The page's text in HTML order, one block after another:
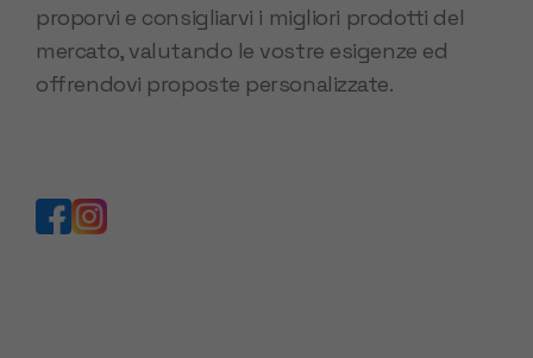
proporvi e consigliarvi i migliori prodotti del
mercato, valutando le vostre esigenze ed
offrendovi proposte personalizzate.